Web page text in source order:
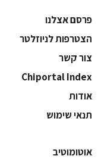
פרסם אצלנו
הצטרפות לניוזלטר
צור קשר
Chiportal Index
אודות
תנאי שימוש
אוטומוטיב